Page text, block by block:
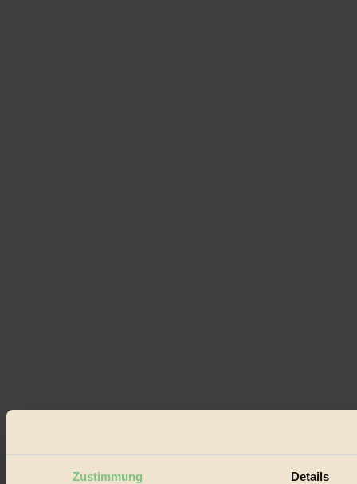
Zustimmung Details